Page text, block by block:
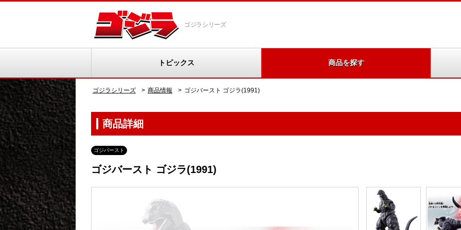
ゴジラシリーズ
トピックス 商品を探す
ゴジラシリーズ 商品情報 ゴジバースト ゴジラ(1991)
商品詳細
ゴジバースト
ゴジバースト ゴジラ(1991)